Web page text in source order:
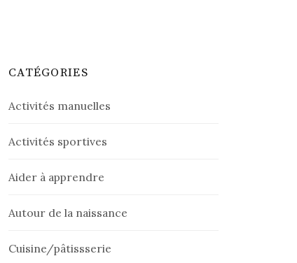
CATÉGORIES
Activités manuelles
Activités sportives
Aider à apprendre
Autour de la naissance
Cuisine/pâtissserie